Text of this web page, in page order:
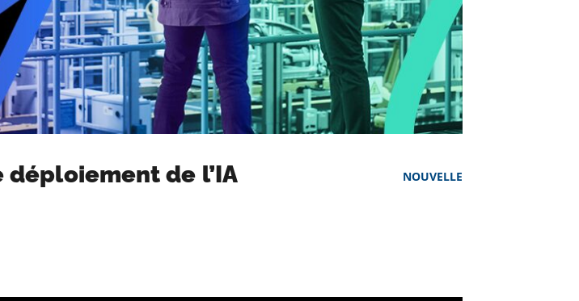
déploiement de l’IA
NOUVELLE